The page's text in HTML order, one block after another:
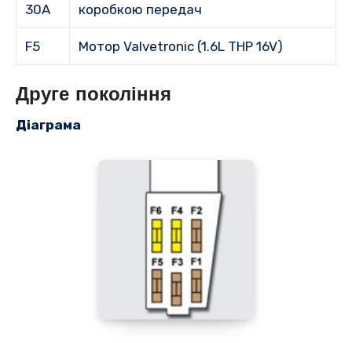
30A
коробкою передач
F5 Мотор Valvetronic (1.6L THP 16V)
Друге покоління
Діаграма